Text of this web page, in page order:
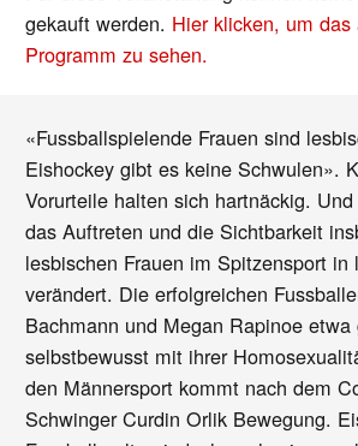
gekauft werden. Hier klicken, um das
Programm zu sehen.
«Fussballspielende Frauen sind
Eishockey gibt es keine Schwulen».
Vorurteile halten sich hartnäckig.
das Auftreten und die Sichtbarkeit
lesbischen Frauen im Spitzensport in
verändert. Die erfolgreichen
Bachmann und Megan Rapinoe
selbstbewusst mit ihrer
den Männersport kommt nach dem
Schwinger Curdin Orlik Bewegung.